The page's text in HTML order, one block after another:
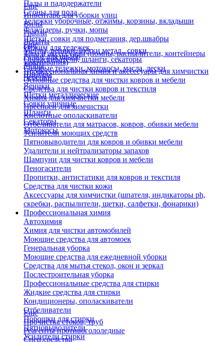
Пады и падодержатели
Сгоны для пола
Тележки уборочные, отжимы, корзины, вкладыши
Флаундеры, ручки, мопы
Щетки, совки для подметания, дер.швабры
Отжим для тележек
Ручки для швабр
Мопы
Швабры
Еще
Инвентарь для уборки улиц
Вилы
Грабли
Лопаты
Метлы, веники, щетки метал., совки
Опрыскиватели, шланги, секаторы
Садовые тележки, мотокосы, масла, лески
Черенки
Веники
Щетки металлические
Совки уличные
Шланги
Секаторы
Мотокосы
Еще
Тара и аксессуары (помпы, распылители, контейнеры
замачивания)
Профессиональная химия и акссесуары для химчистки
Основные средства для чистки ковров и мебели
Средства для чистки ковров и текстиля
Химия для химчистки мебели
Преспреи для химчистки
Кислотные ополаскиватели
Отбеливатели для матрасов, ковров, обивки мебели
Усилители моющих средств
Пятновыводители для ковров и обивки мебели
Удалители и нейтрализаторы запахов
Шампуни для чистки ковров и мебели
Пеногасители
Пропитки, антистатики для ковров и текстиля
Средства для чистки кожи
Аксессуары для химчистки (шпателя, индикаторы ph,
скребки, распылители, щетки, салфетки, фонарики)
Профессиональная химия
Автохимия
Химия для чистки автомобилей
Моющие средства для автомоек
Генеральная уборка
Моющие средства для ежедневной уборки
Средства для мытья стекол, окон и зеркал
Послестроительная уборка
Профессиональные средства для стирки
Жидкие средства для стирки
Кондиционеры, ополаскиватели
Отбеливатели
Порошки для стирки
Пятновыводители
Усилители стирки
Еще
Прочистка стоков, труб
Реагенты противогололедные
Спец.средства